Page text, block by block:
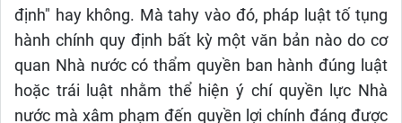
định" hay không. Mà tahy vào đó, pháp luật tố tụng
hành chính quy định bất kỳ một văn bản nào do cơ
quan Nhà nước có thẩm quyền ban hành đúng luật
hoặc trái luật nhằm thể hiện ý chí quyền lực Nhà
nước mà xâm phạm đến quyền lợi chính đáng được